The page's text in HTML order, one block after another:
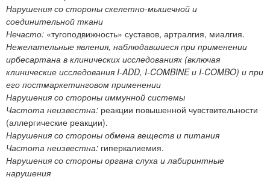
Нарушения со стороны скелетно-мышечной и
соединительной ткани
Нечасто: «тугоподвижность» суставов, артралгия, миалгия.
Нежелательные явления, наблюдавшиеся при применении
ирбесартана в клинических исследованиях (включая
клинические исследования I-ADD, I-COMBINE и I-COMBO) и при
его постмаркетинговом применении
Нарушения со стороны иммунной системы
Частота неизвестна: реакции повышенной чувствительности
(аллергические реакции).
Нарушения со стороны обмена веществ и питания
Частота неизвестна: гиперкалиемия.
Нарушения со стороны органа слуха и лабиринтные
нарушения